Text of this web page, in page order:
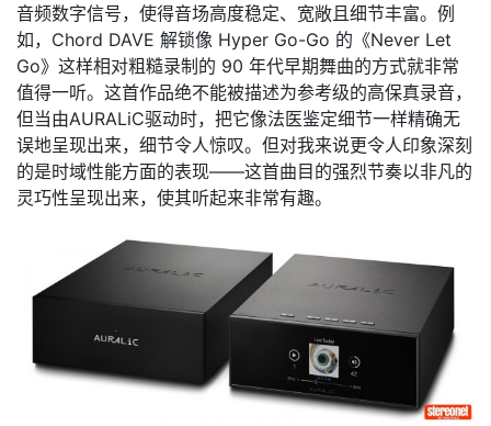
音频数字信号，使得音场高度稳定、宽敞且细节丰富。例
如，Chord DAVE 解锁像 Hyper Go-Go 的《Never Let
Go》这样相对粗糙录制的 90 年代早期舞曲的方式就非常
值得一听。这首作品绝不能被描述为参考级的高保真录音，
但当由AURALiC驱动时，把它像法医鉴定细节一样精确无
误地呈现出来，细节令人惊叹。但对我来说更令人印象深刻
的是时域性能方面的表现——这首曲目的强烈节奏以非凡的
灵巧性呈现出来，使其听起来非常有趣。